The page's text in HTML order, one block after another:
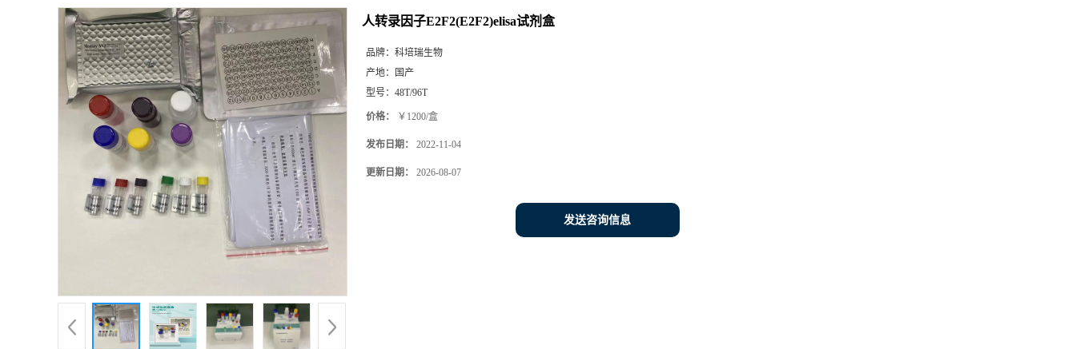
人转录因子E2F2(E2F2)elisa试剂盒
品牌： 科培瑞生物
产地：
国产
型号： 48T/96T
价格： ￥1200/盒
发布日期： 2022-11-04
更新日期： 2026-08-07
发送咨询信息